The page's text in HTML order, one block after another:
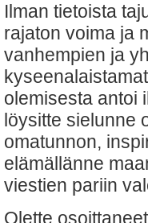
Ilman tietoista
rajaton voima ja
vanhempien ja
olemisesta antoi
löysitte sielunne
omatunnon,
elämällänne
viestien pariin
Olette